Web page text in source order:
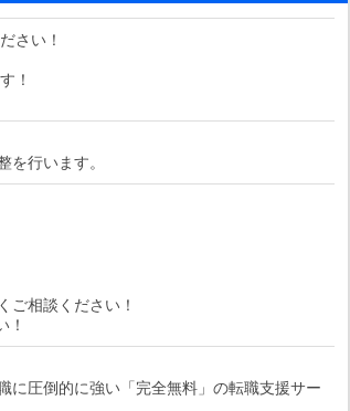
さい！
！
を行います。
ご相談ください！
！
に圧倒的に強い「完全無料」の転職支援サー